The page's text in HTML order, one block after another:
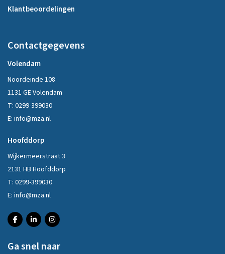
Klantbeoordelingen
Contactgegevens
Volendam
Noordeinde 108
1131 GE Volendam
T: 0299-399030
E: info@mza.nl
Hoofddorp
Wijkermeerstraat 3
2131 HB Hoofddorp
T: 0299-399030
E: info@mza.nl
Ga snel naar